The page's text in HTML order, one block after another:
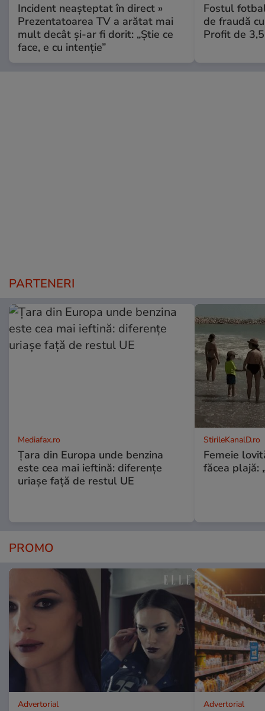
Incident neașteptat în direct »
Prezentatoarea TV a arătat mai
mult decât și-ar fi dorit: „Știe ce
face, e cu intenție”
Fostul
de fraudă
Profit de
PARTENERI
Mediafax.ro
Țara din Europa unde benzina
este cea mai ieftină: diferențe
uriașe față de restul UE
StirileKanalD.ro
Femeie
făcea plajă:
PROMO
Advertorial Advertorial